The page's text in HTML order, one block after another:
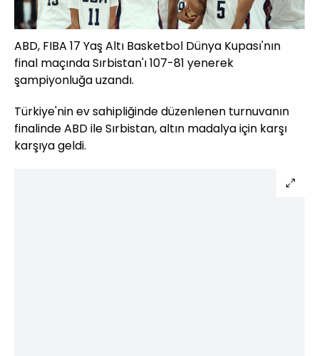
ABD, FIBA 17 Yaş Altı Basketbol Dünya Kupası'nın
final maçında Sırbistan'ı 107-81 yenerek
şampiyonluğa uzandı.
Türkiye'nin ev sahipliğinde düzenlenen turnuvanın
finalinde ABD ile Sırbistan, altın madalya için karşı
karşıya geldi.